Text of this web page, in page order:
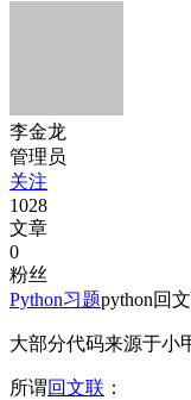
李金龙
管理员
关注
1028
文章
0
粉丝
Python习题python回
大部分代码来源于小
所谓回文联 ：